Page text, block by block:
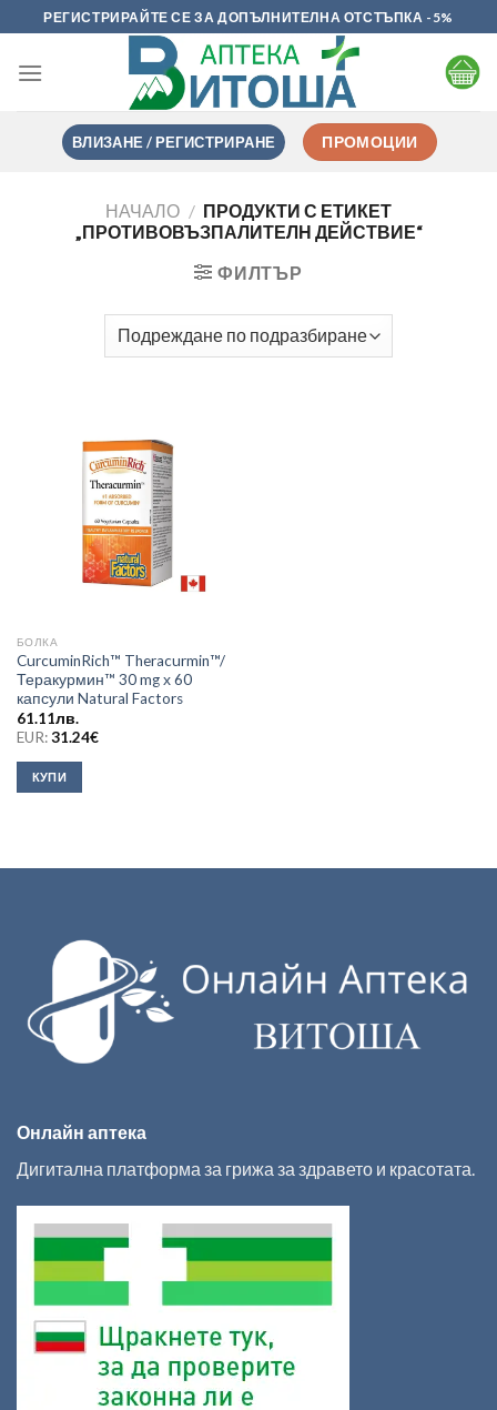
to
content
РЕГИСТРИРАЙТЕ СЕ ЗА ДОПЪЛНИТЕЛНА ОТСТЪПКА -5%
ВЛИЗАНЕ / РЕГИСТРИРАНЕ ПРОМОЦИИ
НАЧАЛО / ПРОДУКТИ С ЕТИКЕТ
„ПРОТИВОВЪЗПАЛИТЕЛН ДЕЙСТВИЕ“
ФИЛТЪР
БОЛКА
CurcuminRich™ Theracurmin™/
Теракурмин™ 30 mg х 60
капсули Natural Factors
61.11лв.
EUR:31.24€
КУПИ
Онлайн аптека
Дигитална платформа за грижа за здравето и красотата.